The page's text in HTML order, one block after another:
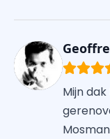
Mijn